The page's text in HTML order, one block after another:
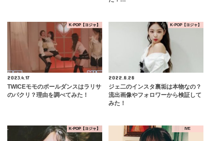
K-POP【ヨジャ】
2023.4.17
TWICEモモのポールダンスはラリサ
のパクリ？理由を調べてみた！
K-POP【ヨジャ】
2022.8.28
ジェ二のインスタ裏垢は本物なの？
流出画像やフォロワーから検証して
みた！
K-POP【ヨジャ】 IVE